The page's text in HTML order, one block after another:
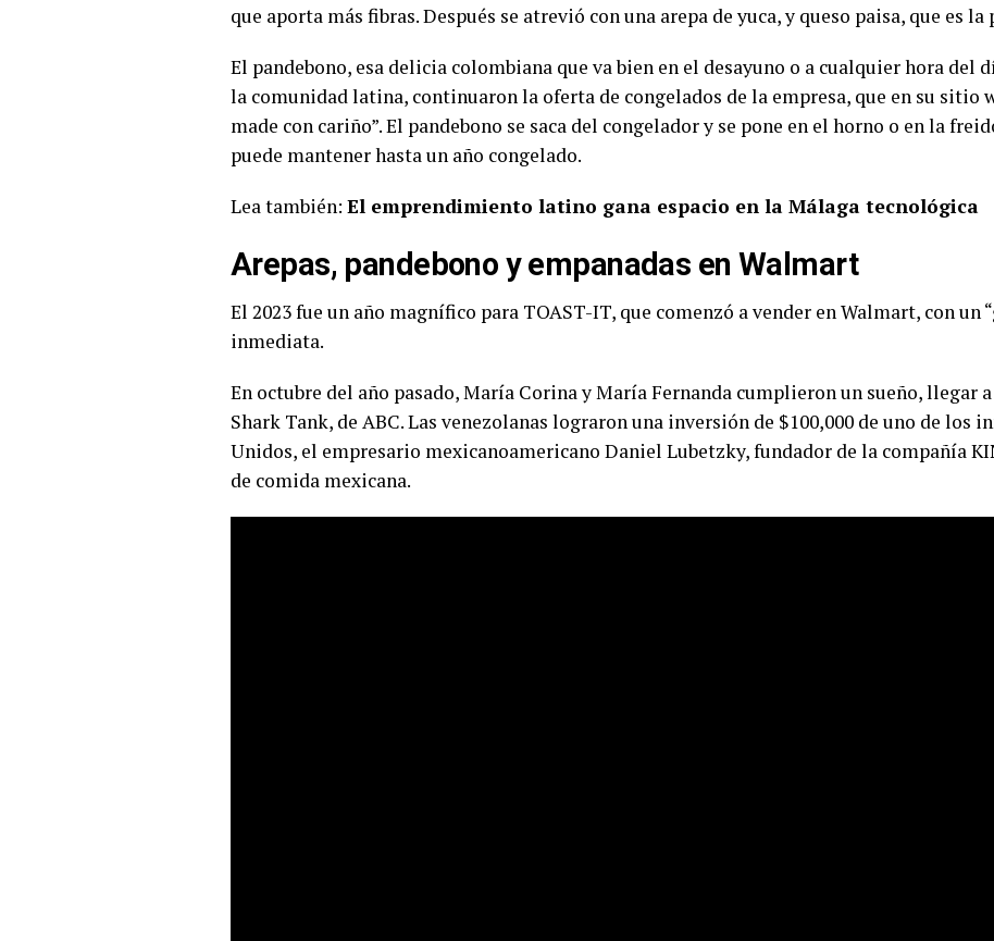
que aporta más fibras. Después se atrevió con una arepa de yuca, y queso paisa, que es
El pandebono, esa delicia colombiana que va bien en el desayuno o a cualquier hora del
la comunidad latina, continuaron la oferta de congelados de la empresa, que en su sitio
made con cariño”. El pandebono se saca del congelador y se pone en el horno o en la
puede mantener hasta un año congelado.
Lea también: El emprendimiento latino gana espacio en la Málaga tecnológica
Arepas, pandebono y empanadas en Walmart
El 2023 fue un año magnífico para TOAST-IT, que comenzó a vender en Walmart, con
inmediata.
En octubre del año pasado, María Corina y María Fernanda cumplieron un sueño, llegar
Shark Tank, de ABC. Las venezolanas lograron una inversión de $100,000 de uno de los
Unidos, el empresario mexicanoamericano Daniel Lubetzky, fundador de la compañía
de comida mexicana.